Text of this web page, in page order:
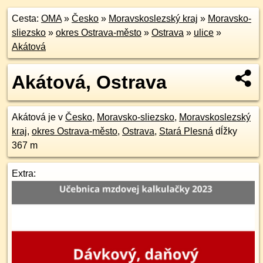
Cesta: OMA» Česko » Moravskoslezský kraj » Moravsko-
sliezsko » okres Ostrava-město » Ostrava » ulice »
Akátová
Akátová, Ostrava
Akátová je v Česko, Moravsko-sliezsko, Moravskoslezský
kraj, okres Ostrava-město, Ostrava, Stará Plesná dĺžky
367 m
Extra: